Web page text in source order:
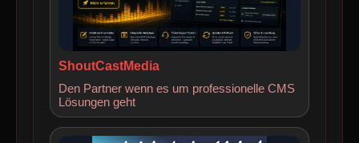
ShoutCastMedia
Den Partner wenn es um professionelle CMS
Lösungen geht